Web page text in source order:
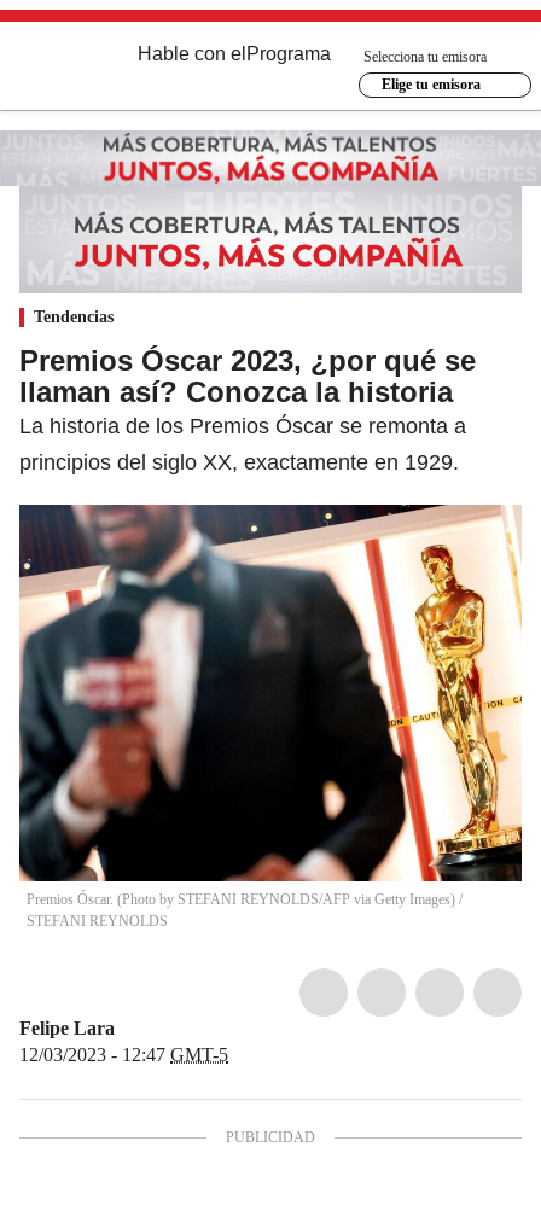
Hable con el Programa
Selecciona tu emisora
Elige tu emisora
Tendencias
Premios Óscar 2023, ¿por qué se
llaman así? Conozca la historia
La historia de los Premios Óscar se remonta a
principios del siglo XX, exactamente en 1929.
Premios Óscar. (Photo by STEFANI REYNOLDS/AFP via Getty Images) /
STEFANI REYNOLDS
Felipe Lara
12/03/2023 - 12:47 GMT-5